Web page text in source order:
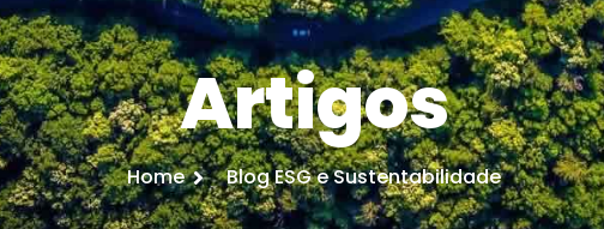
Artigos
Home Blog ESG e Sustentabilidade